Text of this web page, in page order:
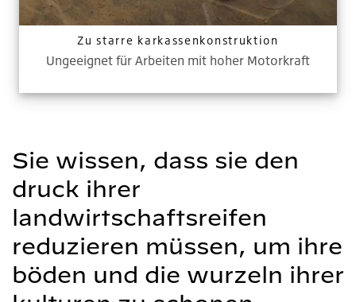
Zu starre karkassenkonstruktion
Ungeeignet für Arbeiten mit hoher Motorkraft
Sie wissen, dass sie den
druck ihrer
landwirtschaftsreifen
reduzieren müssen, um ihre
böden und die wurzeln ihrer